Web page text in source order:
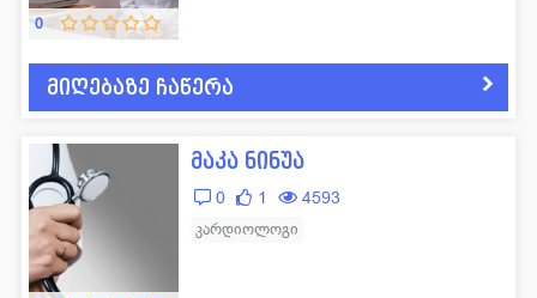
0
მიღებაზე ჩაწერა
მაკა ნინუა
0 1 4593
კარდიოლოგი